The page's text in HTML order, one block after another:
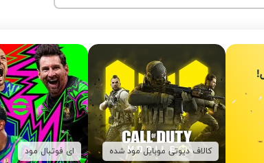
کالاف دیوتی موبایل مود شده ای فوتبال مود